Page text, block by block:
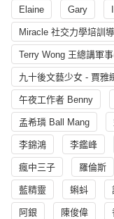
Elaine Gary
Miracle 社交力學培訓
Terry Wong 王總講軍
九十後文藝少女 - 賈雅
午夜工作者 Benny
孟希璘 Ball Mang
李錦鴻 李鑑峰
瘋中三子 羅倫斯
藍精靈 蝌蚪
阿銀 陳俊偉